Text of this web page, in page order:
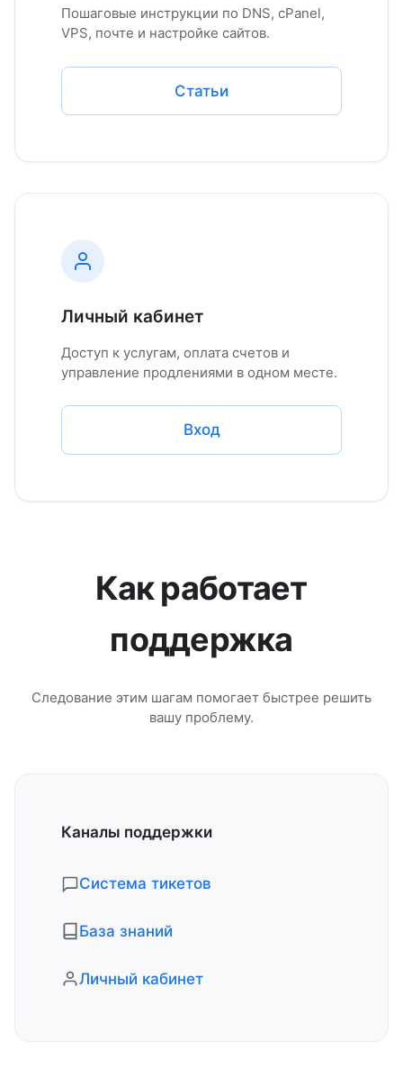
Пошаговые инструкции по DNS, cPanel,
VPS, почте и настройке сайтов.
Статьи
Личный кабинет
Доступ к услугам, оплата счетов и
управление продлениями в одном месте.
Вход
Как работает
поддержка
Следование этим шагам помогает быстрее решить
вашу проблему.
Каналы поддержки
Система тикетов
База знаний
Личный кабинет